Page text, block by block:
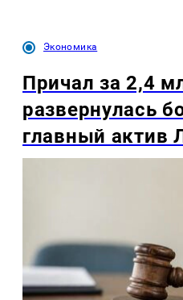
Экономика
Причал за 2,4
развернулась
главный актив